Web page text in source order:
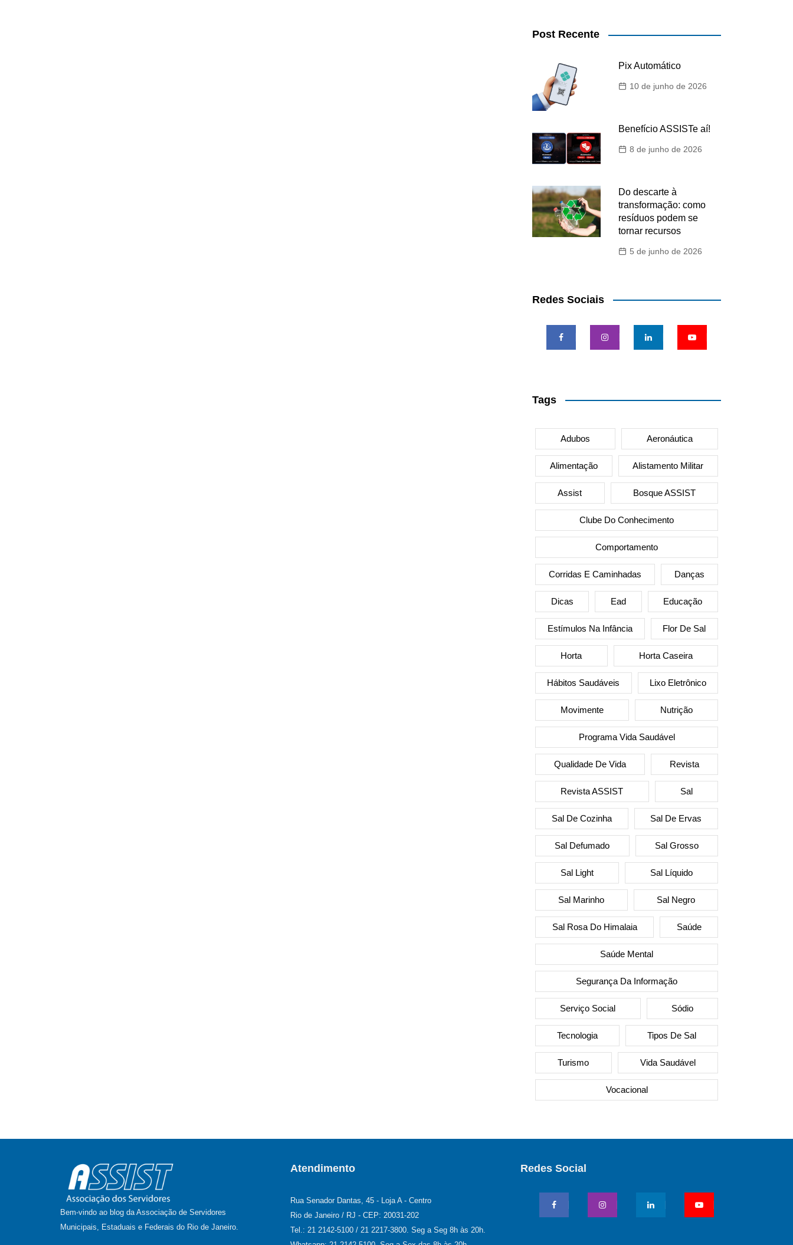
Post Recente
Pix Automático
10 de junho de 2026
Benefício ASSISTe aí!
8 de junho de 2026
Do descarte à
transformação: como
resíduos podem se
tornar recursos
5 de junho de 2026
Redes Sociais
Tags
Adubos Aeronáutica
Alimentação Alistamento Militar
Assist Bosque ASSIST
Clube Do Conhecimento
Comportamento
Corridas E Caminhadas Danças
Dicas Ead Educação
Estímulos Na Infância Flor De Sal
Horta Horta Caseira
Hábitos Saudáveis Lixo Eletrônico
Movimente Nutrição
Programa Vida Saudável
Qualidade De Vida Revista
Revista ASSIST Sal
Sal De Cozinha Sal De Ervas
Sal Defumado Sal Grosso
Sal Light Sal Líquido
Sal Marinho Sal Negro
Sal Rosa Do Himalaia Saúde
Saúde Mental
Segurança Da Informação
Serviço Social Sódio
Tecnologia Tipos De Sal
Turismo Vida Saudável
Vocacional
Bem-vindo ao blog da Associação de Servidores
Municipais, Estaduais e Federais do Rio de Janeiro.
Atendimento
Rua Senador Dantas, 45 - Loja A - Centro
Rio de Janeiro / RJ - CEP: 20031-202
Tel.: 21 2142-5100 / 21 2217-3800. Seg a Seg 8h às 20h.
Redes Social